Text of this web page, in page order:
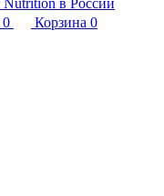
0 Корзина 0